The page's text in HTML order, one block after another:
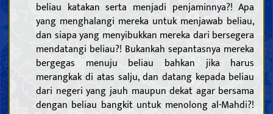
beliau katakan serta menjadi penjaminnya?! Apa
yang menghalangi mereka untuk menjawab beliau,
dan siapa yang menyibukkan mereka dari bersegera
mendatangi beliau?! Bukankah sepantasnya mereka
bergegas menuju beliau bahkan jika harus
merangkak di atas salju, dan datang kepada beliau
dari negeri yang jauh maupun dekat agar bersama
dengan beliau bangkit untuk menolong al-Mahdi?!